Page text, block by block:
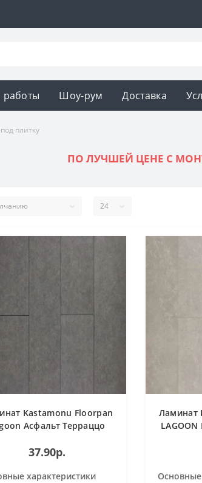
Шоу-рум Доставка
плитку
ПО ЛУЧШЕЙ ЦЕНЕ С
Kastamonu Floorpan
Асфальт Терраццо
37.90р.
характеристики
Ламинат
Основные